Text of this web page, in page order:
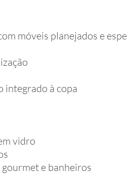
móveis planejados e
integrado à copa
vidro
e banheiros